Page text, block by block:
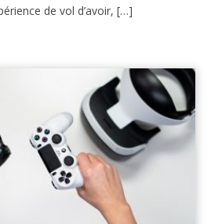
de vol d’avoir, […]